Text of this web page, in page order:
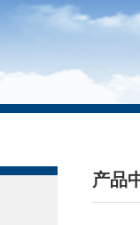
产品
/